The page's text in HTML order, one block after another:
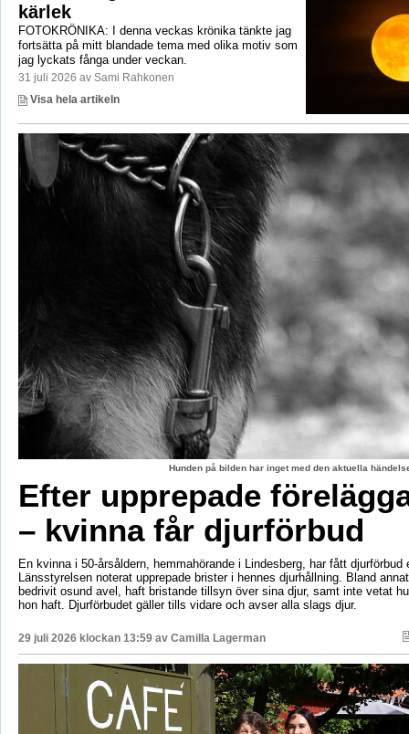
kärlek
FOTOKRÖNIKA: I denna veckas krönika tänkte jag
fortsätta på mitt blandade tema med olika motiv som
jag lyckats fånga under veckan.
31 juli 2026 av Sami Rahkonen
Visa hela artikeln
Hunden på bilden har inget med den aktuella
Efter upprepade
– kvinna får djurförbud
En kvinna i 50-årsåldern, hemmahörande i Lindesberg, har fått djurförbud
Länsstyrelsen noterat upprepade brister i hennes djurhållning. Bland
bedrivit osund avel, haft bristande tillsyn över sina djur, samt inte vetat
hon haft. Djurförbudet gäller tills vidare och avser alla slags djur.
29 juli 2026 klockan 13:59 av Camilla Lagerman